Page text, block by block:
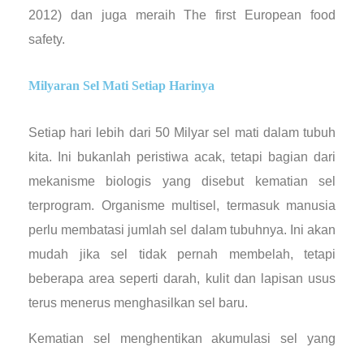
2012) dan juga meraih The first European food
safety.
Milyaran Sel Mati Setiap Harinya
Setiap hari lebih dari 50 Milyar sel mati dalam tubuh
kita. Ini bukanlah peristiwa acak, tetapi bagian dari
mekanisme biologis yang disebut kematian sel
terprogram. Organisme multisel, termasuk manusia
perlu membatasi jumlah sel dalam tubuhnya. Ini akan
mudah jika sel tidak pernah membelah, tetapi
beberapa area seperti darah, kulit dan lapisan usus
terus menerus menghasilkan sel baru.
Kematian sel menghentikan akumulasi sel yang